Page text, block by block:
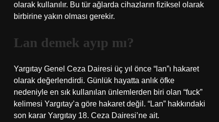
olarak kullanılır. Bu tür ağlarda cihazların fiziksel olarak
birbirine yakın olması gerekir.
Lan demek ayıp mı?
Yargıtay Genel Ceza Dairesi üç yıl önce “lan”ı hakaret
olarak değerlendirdi. Günlük hayatta anlık öfke
nedeniyle en sık kullanılan ünlemlerden biri olan “fuck”
kelimesi Yargıtay’a göre hakaret değil. “Lan” hakkındaki
son karar Yargıtay 18. Ceza Dairesi’ne ait.